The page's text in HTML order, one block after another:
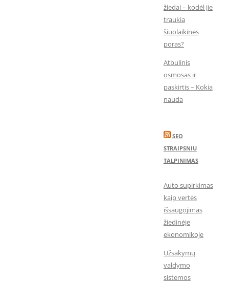
žiedai – kodėl jie
traukia
šiuolaikines
poras?
Atbulinis
osmosas ir
paskirtis – Kokia
nauda
SEO
STRAIPSNIU
TALPINIMAS
Auto supirkimas
kaip vertės
išsaugojimas
žiedinėje
ekonomikoje
Užsakymų
valdymo
sistemos